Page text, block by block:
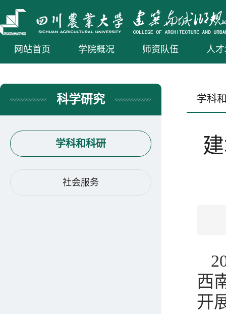
网站首页 学院概况 师资队伍 人
科学研究
学科和科研
社会服务
学科
西
开